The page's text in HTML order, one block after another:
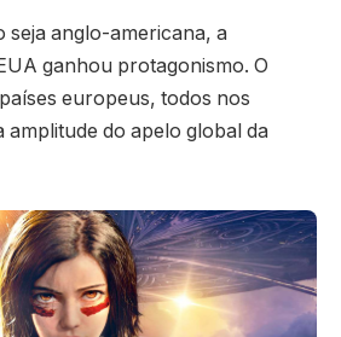
seja anglo-americana, a
ganhou protagonismo. O
europeus, todos nos
amplitude do apelo global da